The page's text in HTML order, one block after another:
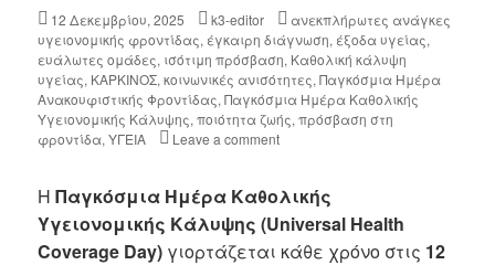
12 Δεκεμβρίου, 2025 k3-editor
ανεκπλήρωτες ανάγκες
υγειονομικής φροντίδας, έγκαιρη διάγνωση, έξοδα υγείας,
ευάλωτες ομάδες, ισότιμη πρόσβαση, Καθολική κάλυψη
υγείας, ΚΑΡΚΙΝΟΣ,κοινωνικές ανισότητες,Παγκόσμια Ημέρα
Ανακουφιστικής Φροντίδας,Παγκόσμια Ημέρα Καθολικής
Υγειονομικής Κάλυψης,ποιότητα ζωής,πρόσβαση στη
φροντίδα,ΥΓΕΙΑ Leave a comment
ΗΠαγκόσμια Ημέρα Καθολικής
Υγειονομικής Κάλυψης (Universal Health
Coverage Day) γιορτάζεται κάθε χρόνο στις 12